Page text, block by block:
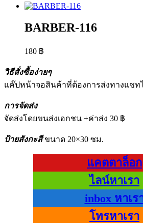
BARBER-116
180 ฿
วิธีสั่งซื้อง่ายๆ
แค๊ปหน้าจอสินค้าที่ต้องการส่งทางแชท
การจัดส่ง
จัดส่งโดยขนส่งเอกชน +ค่าส่ง 30 ฿
ป้ายสังกะสีขนาด 20×30 ซม.
แคตตาล็อก
ไลน์หาเรา
inbox หาเร
โทรหาเรา